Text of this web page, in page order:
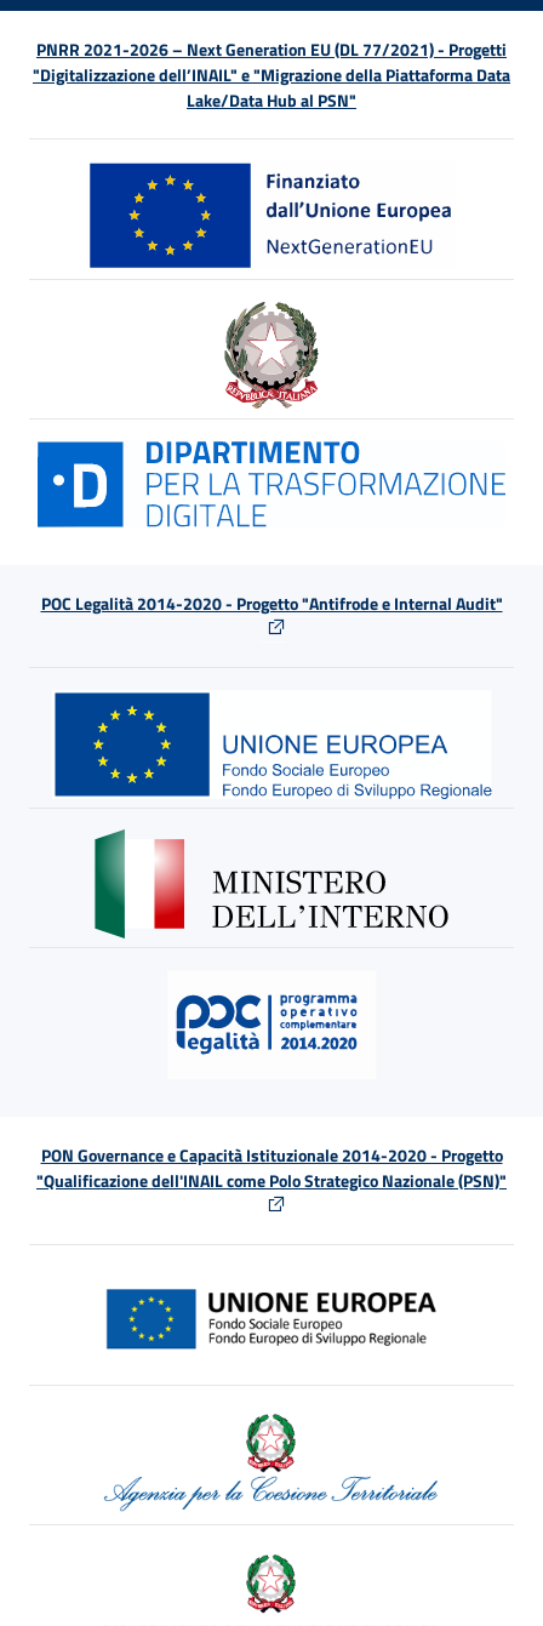
PNRR 2021-2026 – Next Generation EU (DL 77/2021) - Progetti
"Digitalizzazione dell’INAIL" e "Migrazione della Piattaforma Data
Lake/Data Hub al PSN"
POC Legalità 2014-2020 - Progetto "Antifrode e Internal Audit"
PON Governance e Capacità Istituzionale 2014-2020 - Progetto
"Qualificazione dell'INAIL come Polo Strategico Nazionale (PSN)"